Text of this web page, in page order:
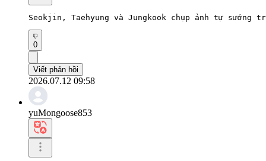
Seokjin, Taehyung và Jungkook chụp ảnh tự sướng
0
Viết phản hồi
2026.07.12 09:58
yuMongoose853